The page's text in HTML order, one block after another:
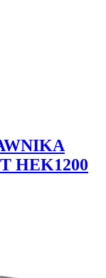
HEK1200